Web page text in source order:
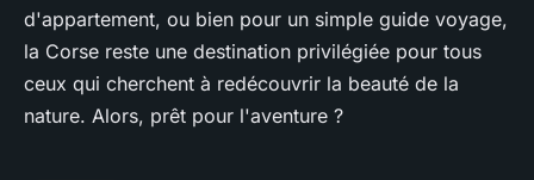
d'appartement, ou bien pour un simple guide voyage,
la Corse reste une destination privilégiée pour tous
ceux qui cherchent à redécouvrir la beauté de la
nature. Alors, prêt pour l'aventure ?